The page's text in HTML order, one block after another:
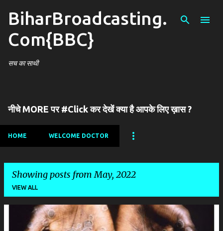
Skip to main content
BiharBroadcasting.
Com{BBC}
सच का साथी
नीचे MORE पर #Click कर देखें क्या है आपके लिए ख़ास ?
HOME WELCOME DOCTOR
Showing posts from May, 2022
VIEW ALL